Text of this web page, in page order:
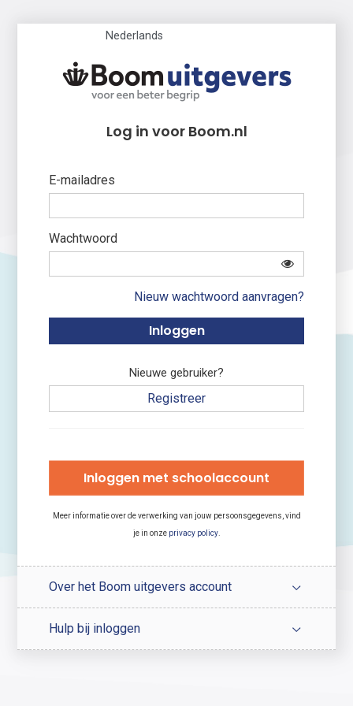
Nederlands
Log in voor Boom.nl
E-mailadres
Wachtwoord
Nieuw wachtwoord aanvragen?
Nieuwe gebruiker?
Registreer
Inloggen met schoolaccount
Meer informatie over de verwerking van jouw persoonsgegevens, vind
je in onze privacy policy.
Over het Boom uitgevers account
Hulp bij inloggen